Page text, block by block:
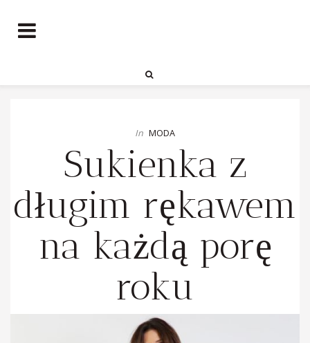
In MODA
Sukienka z
długim rękawem
na każdą porę
roku